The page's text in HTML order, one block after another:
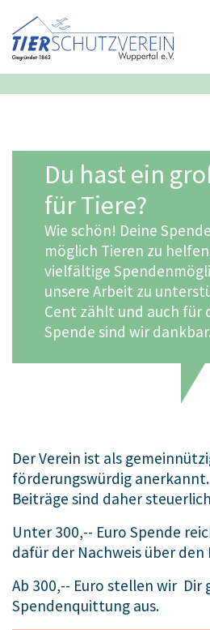
Du hast ein
für Tiere?
Wie schön! Deine
möglich Tieren zu
vielfältige
unsere Arbeit zu
Cent zählt und auch für
Spende sind wir dankbar.
Der Verein ist als
förderungswürdig
Beiträge sind daher
Unter 300,-- Euro Spende
dafür der Nachweis über den
Ab 300,-- Euro stellen wir Dir
Spendenquittung aus.